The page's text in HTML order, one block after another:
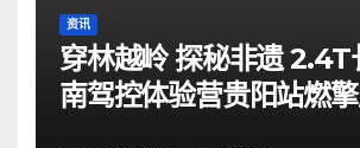
资讯
穿林越岭 探秘非遗 2.4T
南驾控体验营贵阳站燃